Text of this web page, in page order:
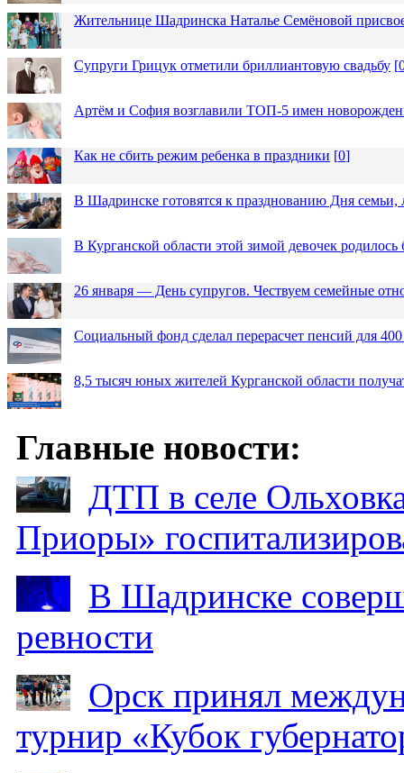
Жительнице Шадринска Наталье Семёновой
Супруги Грицук отметили бриллиантовую свадьбу [
Артём и София возглавили ТОП-5 имен
Как не сбить режим ребенка в праздники [0]
В Шадринске готовятся к празднованию Дня семьи,
В Курганской области этой зимой девочек
26 января — День супругов. Чествуем семейные
Социальный фонд сделал перерасчет пенсий для
8,5 тысяч юных жителей Курганской области
Главные новости:
ДТП в селе
Приоры»
В Шадринске
ревности
Орск принял
турнир «Кубок